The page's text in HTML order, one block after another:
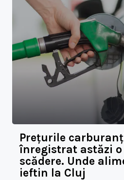
Prețurile
înregistrat astăzi o
scădere. Unde
ieftin la Cluj